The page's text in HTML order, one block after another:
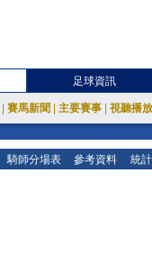
足球資訊
賽馬新聞 主要賽事 視聽播
騎師分場表 參考資料 統